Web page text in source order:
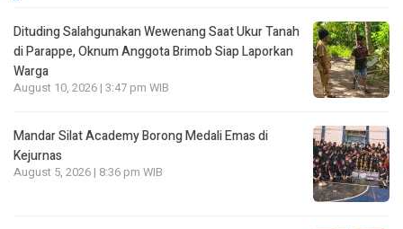
Dituding Salahgunakan Wewenang Saat Ukur Tanah
di Parappe, Oknum Anggota Brimob Siap Laporkan
Warga
August 10, 2026 | 3:47 pm WIB
Mandar Silat Academy Borong Medali Emas di
Kejurnas
August 5, 2026 | 8:36 pm WIB